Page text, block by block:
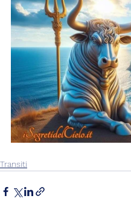
Transiti